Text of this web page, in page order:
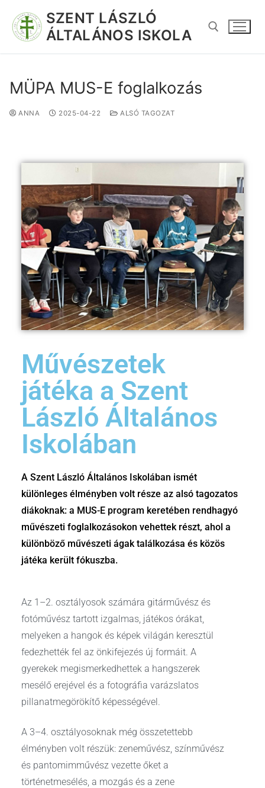
SZENT LÁSZLÓ
ÁLTALÁNOS ISKOLA
MÜPA MUS-E foglalkozás
ANNA 2025-04-22 ALSÓ TAGOZAT
Művészetek
játéka a Szent
László Általános
Iskolában
A Szent László Általános Iskolában ismét
különleges élményben volt része az alsó tagozatos
diákoknak: a MUS-E program keretében rendhagyó
művészeti foglalkozásokon vehettek részt, ahol a
különböző művészeti ágak találkozása és közös
játéka került fókuszba.
Az 1–2. osztályosok számára gitárművész és
fotóművész tartott izgalmas, játékos órákat,
melyeken a hangok és képek világán keresztül
fedezhették fel az önkifejezés új formáit. A
gyerekek megismerkedhettek a hangszerek
mesélő erejével és a fotográfia varázslatos
pillanatmegörökítő képességével.
A 3–4. osztályosoknak még összetettebb
élményben volt részük: zeneművész, színművész
és pantomimművész vezette őket a
történetmesélés, a mozgás és a zene